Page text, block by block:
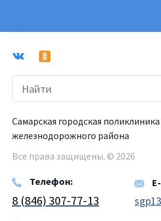
Самарская городская
железнодорожного района
Все права защищены. © 2026
Телефон:
8 (846) 307-77-13